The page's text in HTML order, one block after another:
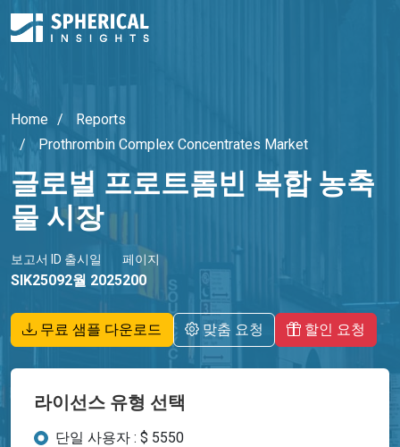
Home
Reports
Prothrombin Complex Concentrates Market
글로벌 프로트롬빈 복합 농축
물 시장
보고서 ID
SIK2509
출시일
2월 2025
페이지
200
무료 샘플 다운로드 맞춤 요청 할인 요청
라이선스 유형 선택
단일 사용자 : $ 5550